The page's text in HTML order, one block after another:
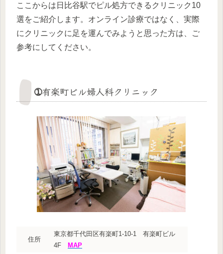
ここからは日比谷駅でピル処方できるクリニック10
選をご紹介します。オンライン診療ではなく、実際
にクリニックに足を運んでみようと思った方は、ご
参考にしてください。
➀有楽町ビル婦人科クリニック
住所
東京都千代田区有楽町1-10-1 有楽町ビル
4F
MAP